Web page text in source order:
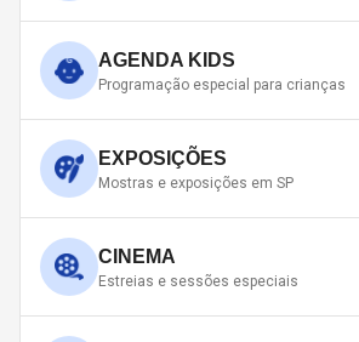
AGENDA KIDS
Programação especial para crianças
EXPOSIÇÕES
Mostras e exposições em SP
CINEMA
Estreias e sessões especiais